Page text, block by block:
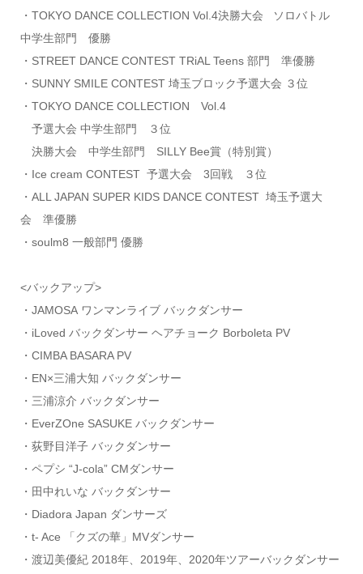
・TOKYO DANCE COLLECTION Vol.4決勝大会 ソロバトル
中学生部門 優勝
・STREET DANCE CONTEST TRiAL Teens 部門 準優勝
・SUNNY SMILE CONTEST 埼玉ブロック予選大会 ３位
・TOKYO DANCE COLLECTION Vol.4
予選大会 中学生部門 ３位
決勝大会 中学生部門 SILLY Bee賞（特別賞）
・Ice cream CONTEST 予選大会 3回戦 ３位
・ALL JAPAN SUPER KIDS DANCE CONTEST 埼玉予選大
会 準優勝
・soulm8 一般部門 優勝
<バックアップ>
・‪JAMOSA ワンマンライブ バックダンサー
・iLoved バックダンサー ヘアチョーク Borboleta PV
・CIMBA BASARA PV
・EN×‪三浦大知 バックダンサー
・三浦涼介 バックダンサー
・EverZOne SASUKE バックダンサー
・‪荻野目洋子 バックダンサー
・ペプシ “J-cola” CMダンサー
・田中れいな バックダンサー
・Diadora Japan ダンサーズ
・t- Ace 「クズの華」MVダンサー
・渡辺美優紀 2018年、2019年、2020年ツアーバックダンサー